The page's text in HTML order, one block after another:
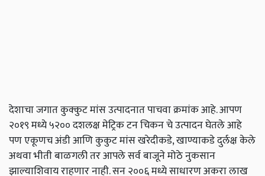
देशाचा जगात कुक्कुट मांस उत्पादनात पाचवा क्रमांक आहे. आपण
२०१९ मध्ये ५२०० दशलक्ष मेट्रिक टन चिकन चे उत्पादन घेतले आहे
पण एकूणच अंडी आणि कुकुट मांस खरेदीकडे, खाण्याकडे दुर्लक्ष केले
अथवा भीती बाळगली तर आपले सर्व बाजूने मोठे नुकसान
झाल्याशिवाय राहणार नाही. सन २००६ मध्ये साधारण अकरा लाख